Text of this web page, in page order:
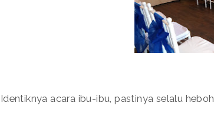
Identiknya acara ibu-ibu, pastinya selalu